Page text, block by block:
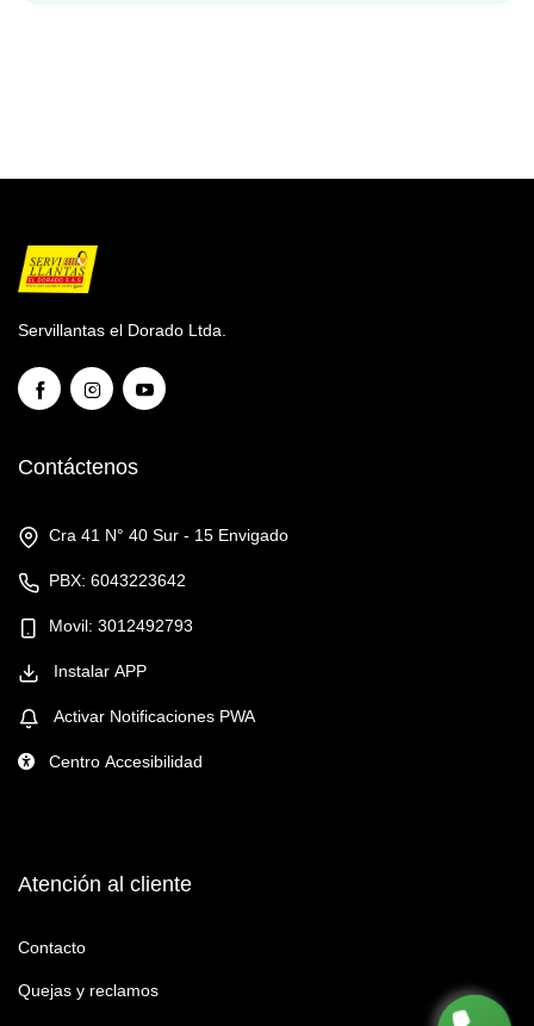
Servillantas el Dorado Ltda.
Contáctenos
Cra 41 N° 40 Sur - 15 Envigado
PBX: 6043223642
Movil: 3012492793
Instalar APP
Activar Notificaciones PWA
Centro Accesibilidad
Atención al cliente
Contacto
Quejas y reclamos